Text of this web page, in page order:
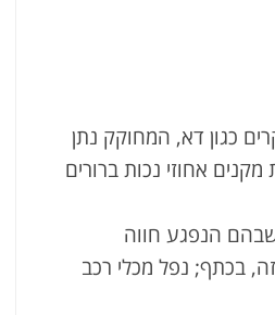
כגון דא, המחוקק נתן
אחוזי נכות ברורים
הנפגע חווה
בכתף; נפל מכלי רכב